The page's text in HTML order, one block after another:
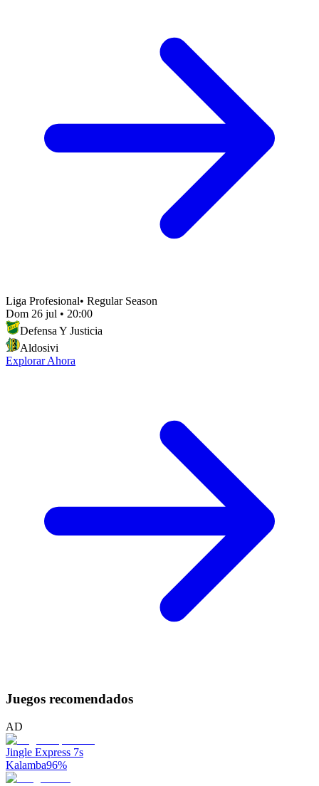
Liga Profesional• Regular Season
Dom 26 jul • 20:00
Defensa Y Justicia
Aldosivi
Explorar Ahora
Juegos recomendados
AD
Jingle Express 7s
Kalamba96%